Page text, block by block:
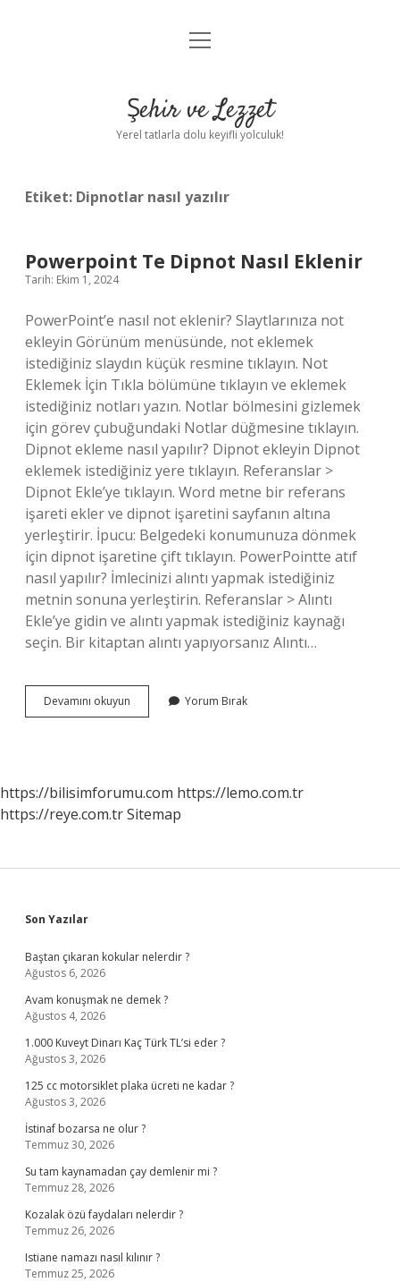
Anasayfa
Yasal Uyarı
menüyü
Şehir ve Lezzet
Yerel tatlarla dolu keyifli yolculuk!
Etiket: Dipnotlar nasıl yazılır
Powerpoint Te Dipnot Nasıl Eklenir
Tarih: Ekim 1, 2024
PowerPoint’e nasıl not eklenir? Slaytlarınıza not
ekleyin Görünüm menüsünde, not eklemek
istediğiniz slaydın küçük resmine tıklayın. Not
Eklemek İçin Tıkla bölümüne tıklayın ve eklemek
istediğiniz notları yazın. Notlar bölmesini gizlemek
için görev çubuğundaki Notlar düğmesine tıklayın.
Dipnot ekleme nasıl yapılır? Dipnot ekleyin Dipnot
eklemek istediğiniz yere tıklayın. Referanslar >
Dipnot Ekle’ye tıklayın. Word metne bir referans
işareti ekler ve dipnot işaretini sayfanın altına
yerleştirir. İpucu: Belgedeki konumunuza dönmek
için dipnot işaretine çift tıklayın. PowerPointte atıf
nasıl yapılır? İmlecinizi alıntı yapmak istediğiniz
metnin sonuna yerleştirin. Referanslar > Alıntı
Ekle’ye gidin ve alıntı yapmak istediğiniz kaynağı
seçin. Bir kitaptan alıntı yapıyorsanız Alıntı…
Devamını okuyun Powerpoint
Te
Yorum Bırak
https://bilisimforumu.com https://lemo.com.tr
https://reye.com.trSitemap
Sidebar
Son Yazılar
Baştan çıkaran kokular nelerdir ?
Ağustos 6, 2026
Avam konuşmak ne demek ?
Ağustos 4, 2026
1.000 Kuveyt Dinarı Kaç Türk TL’si eder ?
Ağustos 3, 2026
125 cc motorsiklet plaka ücreti ne kadar ?
Ağustos 3, 2026
İstinaf bozarsa ne olur ?
Temmuz 30, 2026
Su tam kaynamadan çay demlenir mi ?
Temmuz 28, 2026
Kozalak özü faydaları nelerdir ?
Temmuz 26, 2026
Istiane namazı nasıl kılınır ?
Temmuz 25, 2026